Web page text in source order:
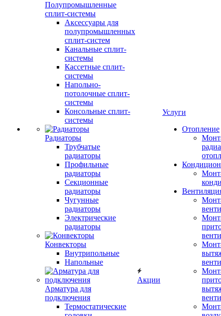
Полупромышленные
сплит-системы
Аксессуары для
полупромышленных
сплит-систем
Канальные сплит-
системы
Кассетные сплит-
системы
Напольно-
потолочные сплит-
системы
Консольные сплит-
системы
Радиаторы
Трубчатые
радиаторы
Профильные
радиаторы
Секционные
радиаторы
Чугунные
радиаторы
Электрические
радиаторы
Конвекторы
Внутрипольные
Напольные
Арматура для
подключения
Термостатические
Акции
Услуги
Отопление